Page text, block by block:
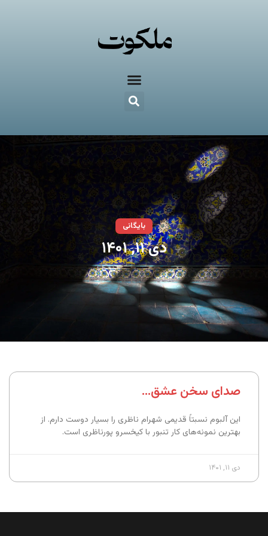
بایگانی
دی ۱۱, ۱۴۰۱
صدای سخن عشق…
این آلبوم نسبتاً قدیمی شهرام ناظری را بسیار دوست دارم. از
بهترین نمونه‌های کار تنبور با کیخسرو پورناظری است.
دی ۱۱, ۱۴۰۱